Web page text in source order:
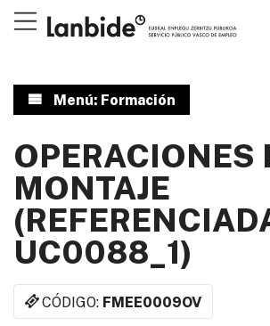
Menú: Formación
OPERACIONES
MONTAJE
UC0088_1)
CÓDIGO: FMEE0009OV